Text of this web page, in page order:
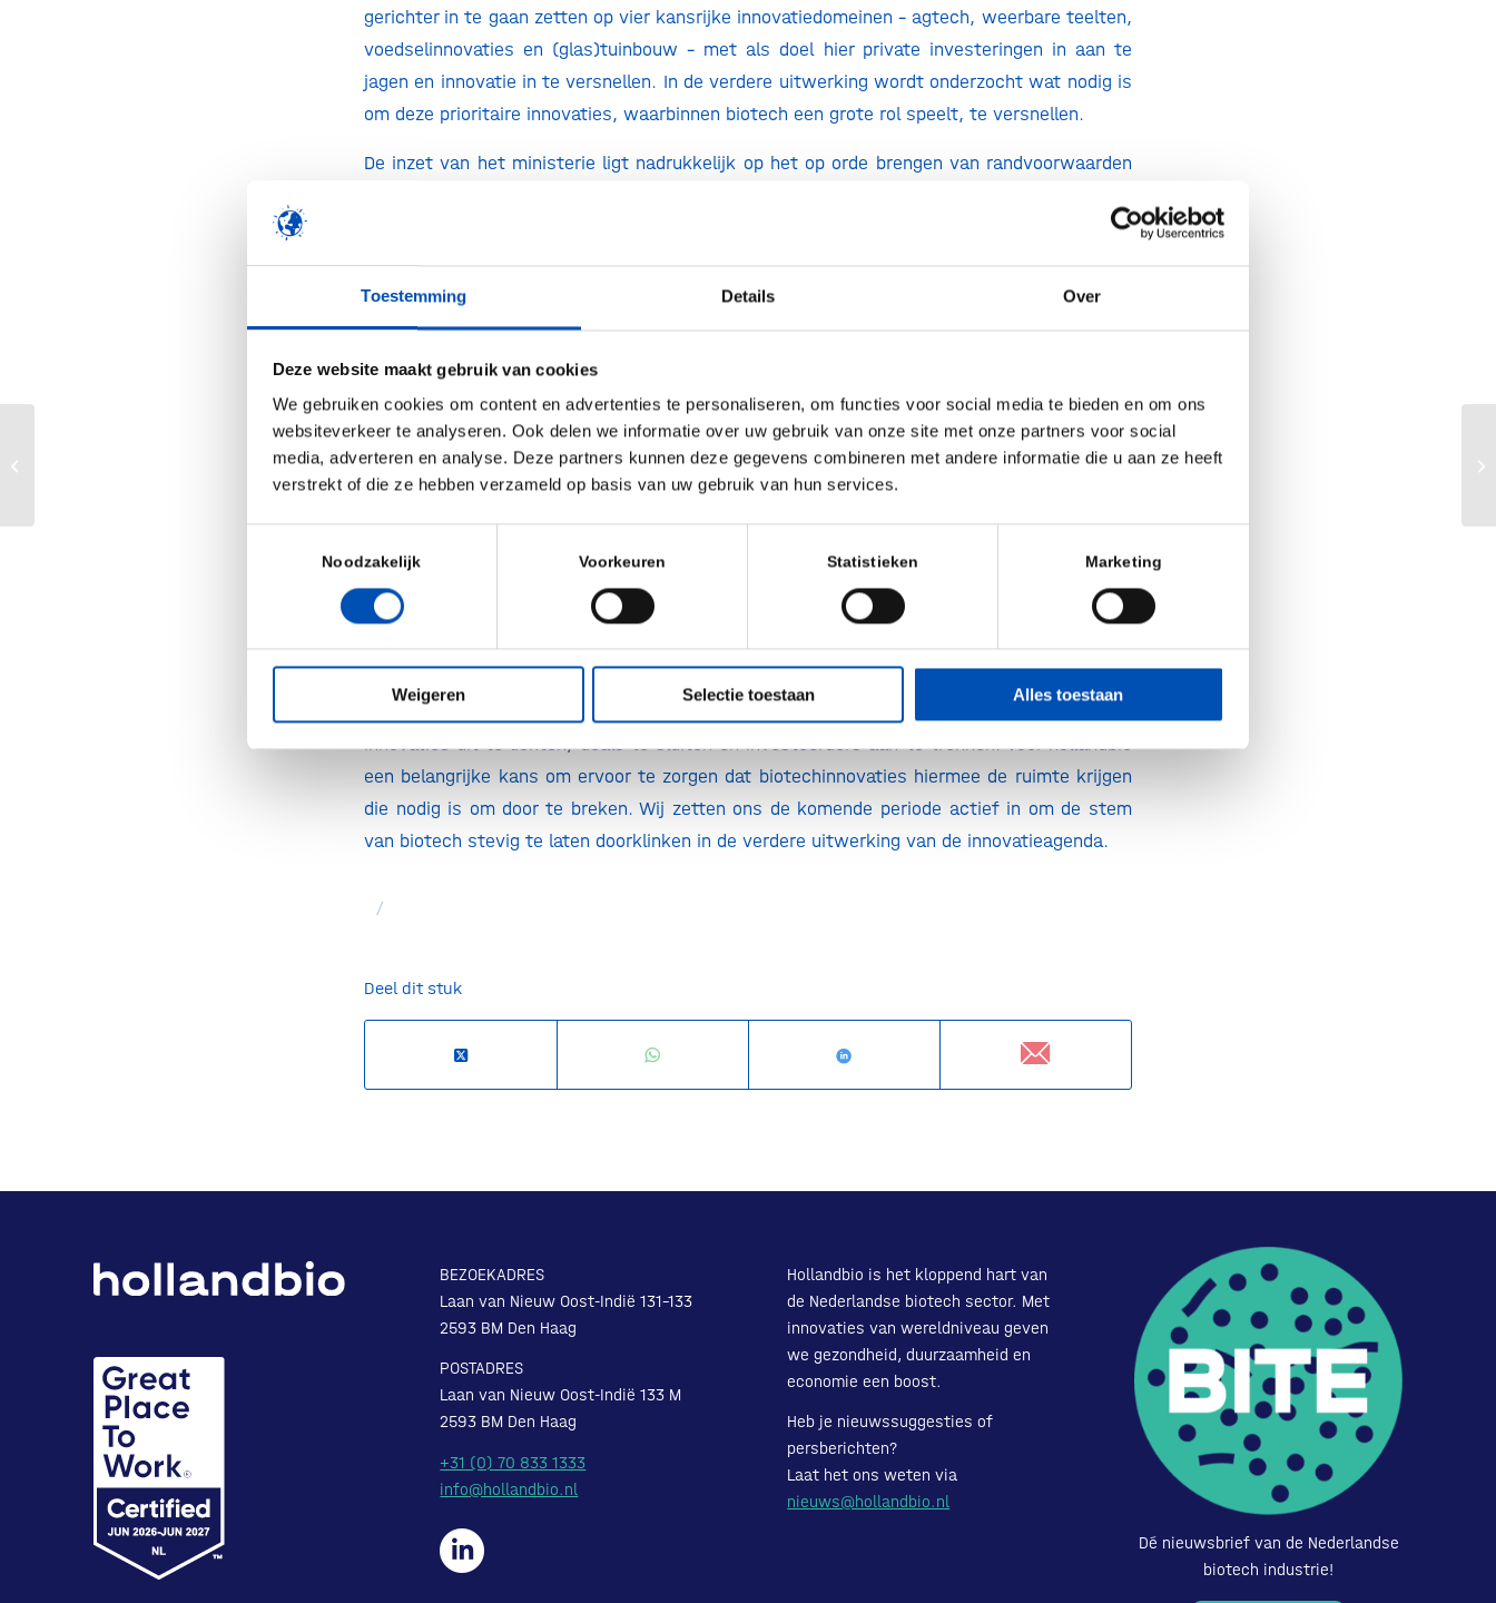
Toestemming Details Over
Deze website maakt gebruik van cookies
We gebruiken cookies om content en advertenties te personaliseren, om functies voor social media te bieden en om ons
websiteverkeer te analyseren. Ook delen we informatie over uw gebruik van onze site met onze partners voor social
media, adverteren en analyse. Deze partners kunnen deze gegevens combineren met andere informatie die u aan ze heeft
verstrekt of die ze hebben verzameld op basis van uw gebruik van hun services.
Noodzakelijk Voorkeuren Statistieken Marketing
Weigeren Selectie toestaan Alles toestaan
gerichter in te gaan zetten op vier kansrijke innovatiedomeinen – agtech, weerbare teelten,
voedselinnovaties en (glas)tuinbouw – met als doel hier private investeringen in aan te
jagen en innovatie in te versnellen. In de verdere uitwerking wordt onderzocht wat nodig is
om deze prioritaire innovaties, waarbinnen biotech een grote rol speelt, te versnellen.
De inzet van het ministerie ligt nadrukkelijk op het op orde brengen van randvoorwaarden
brengen. Denk aan onderzoeks- en data-infrastructuur, talentontwikkeling, snellere en
maanden volgt per innovatiedomein een uitwerking van wat nodig is om prioritaire
innovaties te versnellen, met daarbij aandacht voor de wensen van zowel gevestigde
Daarbij bevat de agenda ook concrete aanknopingspunten voor biotech. Zo zet het kabinet
onder andere in op het versnellen en vereenvoudigen van de aanvraagprocedure voor
planten veredeld met nieuwe genomische technieken (NGTs), het aanjagen van private
investeringen in biocontrol (biologische gewasbeschermingsmiddelen), het vergroten van
alternatieven verdienmodellen voor kweekvlees en innovatieve fermentatie.
De komende maanden werkt het ministerie de innovatieagenda verder uit in samenwerking
met ondernemers en experts. Dit moet leiden tot een tienjarig plan dat houvast biedt én
level summit voor de lancering van de agenda, gevolgd door een Innovatietop in 2027 om
innovaties uit te lichten, deals te sluiten en investeerders aan te trekken. Voor hollandbio
een belangrijke kans om ervoor te zorgen dat biotechinnovaties hiermee de ruimte krijgen
die nodig is om door te breken. Wij zetten ons de komende periode actief in om de stem
van biotech stevig te laten doorklinken in de verdere uitwerking van de innovatieagenda.
/
Deel dit stuk
BEZOEKADRES
Laan van Nieuw Oost-Indië 131-133
2593 BM Den Haag
POSTADRES
Laan van Nieuw Oost-Indië 133 M
2593 BM Den Haag
+31 (0) 70 833 1333
info@hollandbio.nl
Hollandbio is het kloppend hart van
de Nederlandse biotech sector. Met
innovaties van wereldniveau geven
we gezondheid, duurzaamheid en
economie een boost.
Heb je nieuwssuggesties of
persberichten?
Laat het ons weten via
nieuws@hollandbio.nl
Dé nieuwsbrief van de Nederlandse
biotech industrie!